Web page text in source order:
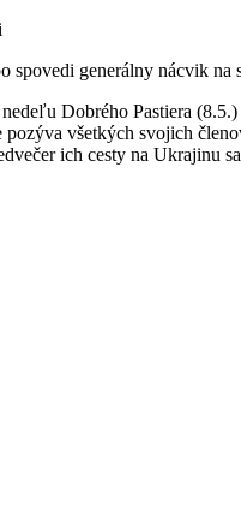
spovedi generálny nácvik na
Dobrého Pastiera
pozýva všetkých svojich
ich cesty na Ukrajinu